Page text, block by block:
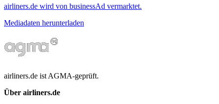
airliners.de wird von businessAd vermarktet.
Mediadaten herunterladen
airliners.de ist AGMA-geprüft.
Über airliners.de